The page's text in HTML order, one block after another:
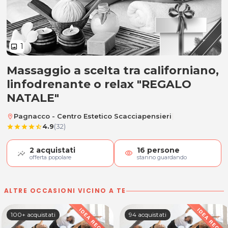
image 1
Massaggio a scelta tra
Massaggio a scelta tra californiano,
linfodrenante o relax "REGALO
NATALE"
location_on Pagnacco - Centro Estetico Scacciapensieri
starstarstarstarstar_half4.9(32)
2 acquistati
offerta popolare visibility 16 persone
stanno guardando
ALTRE OCCASIONI VICINO A TE
100+ acquistati 94 acquistati